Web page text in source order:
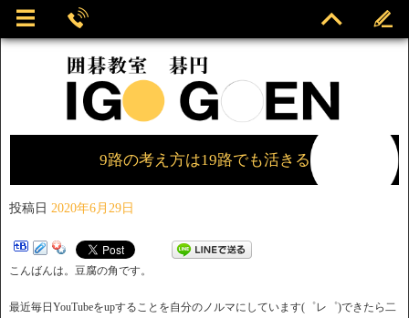
9路の考え方は19路でも活きる
投稿日 2020年6月29日
こんばんは。豆腐の角です。
最近毎日YouTubeをupすることを自分のノルマにしています(゜レ゜)できたら二